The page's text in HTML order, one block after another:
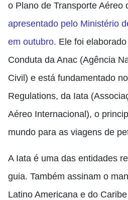
o Plano de Transporte Aéreo
apresentado pelo Ministério
em outubro. Ele foi
Conduta da Anac (Agência
Civil) e está fundamentado
Regulations, da Iata
Aéreo Internacional), o
mundo para as viagens de
A Iata é uma das entidades
guia. Também assinam o
Latino Americana e do